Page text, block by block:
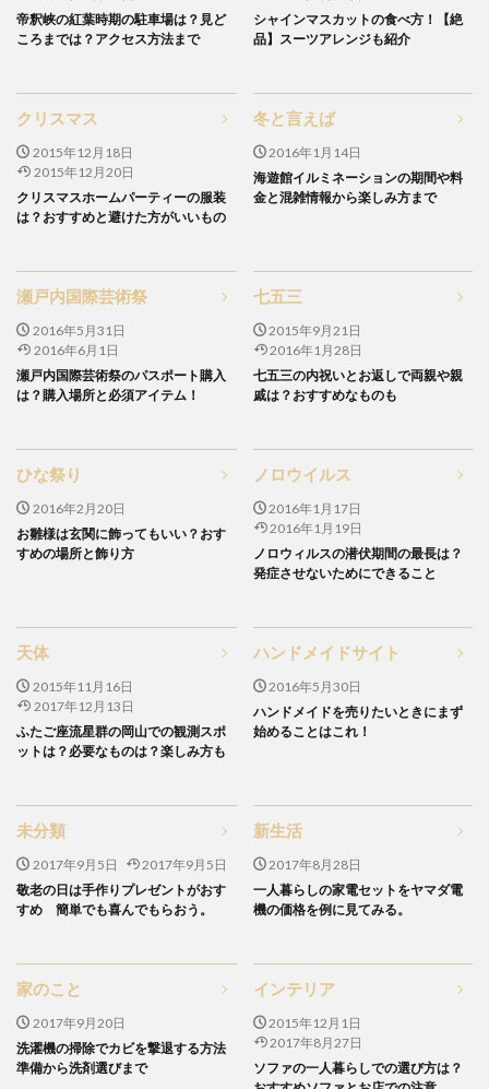
帝釈峡の紅葉時期の駐車場は？見ど
ころまでは？アクセス方法まで
シャインマスカットの食べ方！【絶
品】スーツアレンジも紹介
クリスマス
2015年12月18日
2015年12月20日
クリスマスホームパーティーの服装
は？おすすめと避けた方がいいもの
冬と言えば
2016年1月14日
海遊館イルミネーションの期間や料
金と混雑情報から楽しみ方まで
瀬戸内国際芸術祭
2016年5月31日
2016年6月1日
瀬戸内国際芸術祭のパスポート購入
は？購入場所と必須アイテム！
七五三
2015年9月21日
2016年1月28日
七五三の内祝いとお返しで両親や親
戚は？おすすめなものも
ひな祭り
2016年2月20日
お雛様は玄関に飾ってもいい？おす
すめの場所と飾り方
ノロウイルス
2016年1月17日
2016年1月19日
ノロウィルスの潜伏期間の最長は？
発症させないためにできること
天体
2015年11月16日
2017年12月13日
ふたご座流星群の岡山での観測スポ
ットは？必要なものは？楽しみ方も
ハンドメイドサイト
2016年5月30日
ハンドメイドを売りたいときにまず
始めることはこれ！
未分類
2017年9月5日
2017年9月5日
敬老の日は手作りプレゼントがおす
すめ 簡単でも喜んでもらおう。
新生活
2017年8月28日
一人暮らしの家電セットをヤマダ電
機の価格を例に見てみる。
家のこと
2017年9月20日
洗濯機の掃除でカビを撃退する方法
準備から洗剤選びまで
インテリア
2015年12月1日
2017年8月27日
ソファの一人暮らしでの選び方は？